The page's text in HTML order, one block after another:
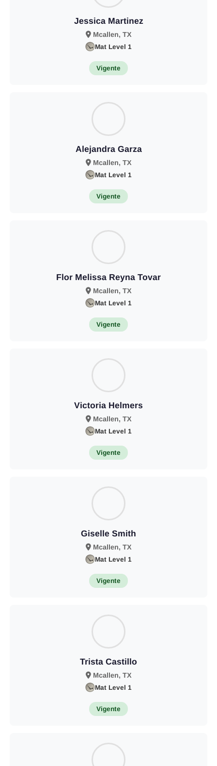
Jessica Martinez
Mcallen, TX
Mat Level 1
Vigente
Alejandra Garza
Mcallen, TX
Mat Level 1
Vigente
Flor Melissa Reyna Tovar
Mcallen, TX
Mat Level 1
Vigente
Victoria Helmers
Mcallen, TX
Mat Level 1
Vigente
Giselle Smith
Mcallen, TX
Mat Level 1
Vigente
Trista Castillo
Mcallen, TX
Mat Level 1
Vigente